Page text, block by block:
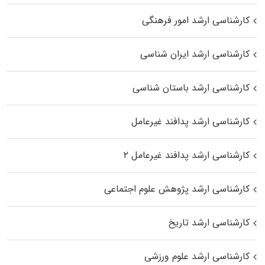
کارشناسی ارشد امور فرهنگی
کارشناسی ارشد ایران شناسی
کارشناسی ارشد باستان شناسی
کارشناسی ارشد پدافند غیرعامل
کارشناسی ارشد پدافند غیرعامل ۲
کارشناسی ارشد پژوهش علوم اجتماعی
کارشناسی ارشد تاریخ
کارشناسی ارشد علوم ورزشی